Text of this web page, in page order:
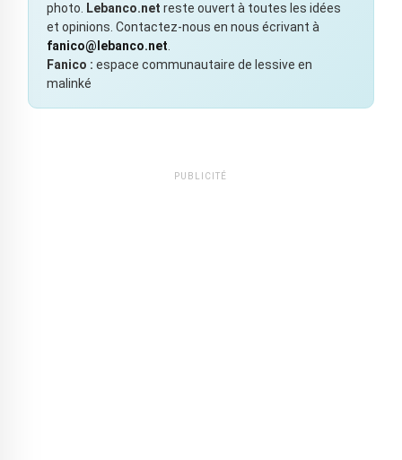
photo.
Lebanco.net reste ouvert à toutes les idées
et opinions. Contactez-nous en nous écrivant à
fanico@lebanco.net
Fanico : espace communautaire de lessive en
malinké
PUBLICITÉ